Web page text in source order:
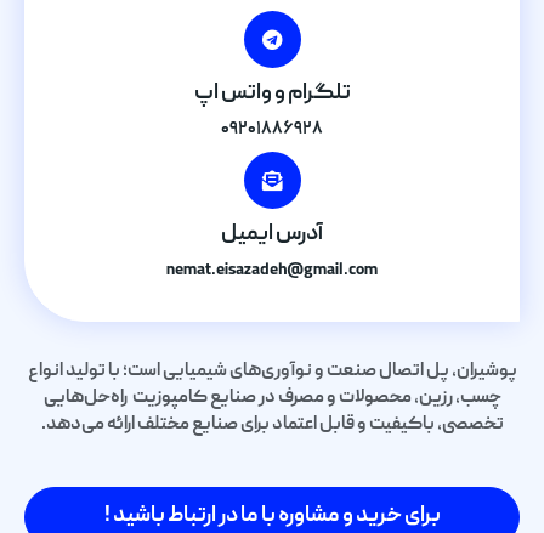
تلگرام و واتس اپ
۰۹۲۰۱۸۸۶۹۲۸
آدرس ایمیل
nemat.eisazadeh@gmail.com
پوشیران، پل اتصال صنعت و نوآوری‌های شیمیایی است؛ با تولید انواع
چسب، رزین، محصولات و مصرف در صنایع کامپوزیت راه‌حل‌هایی
تخصصی، باکیفیت و قابل اعتماد برای صنایع مختلف ارائه می‌دهد.
برای خرید و مشاوره با ما در ارتباط باشید !